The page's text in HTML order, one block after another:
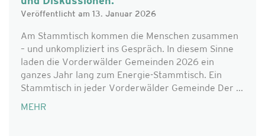
Veröffentlicht am 13. Januar 2026
Am Stammtisch kommen die Menschen zusammen
– und unkompliziert ins Gespräch. In diesem Sinne
laden die Vorderwälder Gemeinden 2026 ein
ganzes Jahr lang zum Energie-Stammtisch. Ein
Stammtisch in jeder Vorderwälder Gemeinde Der ...
MEHR